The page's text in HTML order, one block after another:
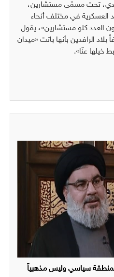
اليوم أكثر من 15000 جندي، تحت مسمّى مستشارين،
العسكرية في مختلف أنحاء
العدد كلو مستشارين»، يقول
بلاد الرافدين بأنها باتت «ميدان
خيلها عنّا».
سياسي وليس مذهبياً